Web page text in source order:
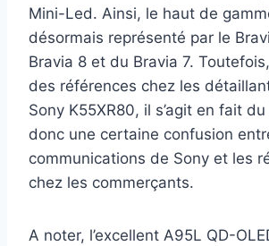
Mini-Led. Ainsi, le haut de
désormais représenté par le
Bravia 8 et du Bravia 7.
des références chez les
Sony K55XR80, il s’agit en fait
donc une certaine confusion
communications de Sony et les
chez les commerçants.
A noter, l’excellent A95L QD-